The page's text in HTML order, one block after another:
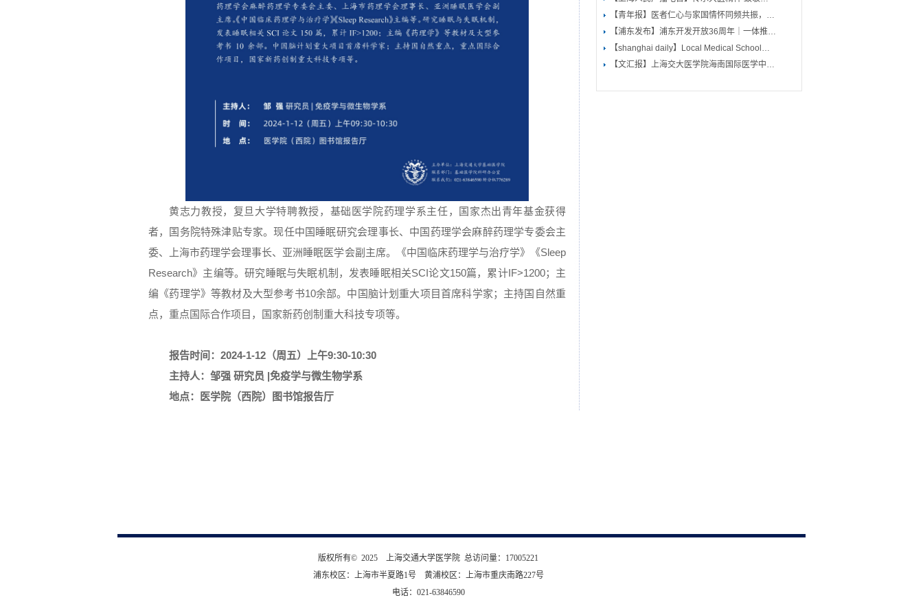
版权所有© 2025 上海交通大学医学院 总访问量： 17005221
浦东校区：上海市半夏路1号 黄浦校区：上海市重庆南路227号
电话：021-63846590
黄志力教授，复旦大学特聘教授，基础医学院药理学系主任，国家杰出青年基金获得
者，国务院特殊津贴专家。现任中国睡眠研究会理事长、中国药理学会麻醉药理学专委会主
委、上海市药理学会理事长、亚洲睡眠医学会副主席。《中国临床药理学与治疗学》《Sleep
Research》主编等。研究睡眠与失眠机制，发表睡眠相关SCI论文150篇，累计IF>1200；主
编《药理学》等教材及大型参考书10余部。中国脑计划重大项目首席科学家；主持国自然重
点，重点国际合作项目，国家新药创制重大科技专项等。
报告时间：2024-1-12（周五）上午9:30-10:30
主持人：邹强 研究员 |免疫学与微生物学系
地点：医学院（西院）图书馆报告厅
【青年报】医者仁心与家国情怀同频共振，…
【浦东发布】浦东开发开放36周年｜一体推…
【shanghai daily】Local Medical School…
【文汇报】上海交大医学院海南国际医学中…